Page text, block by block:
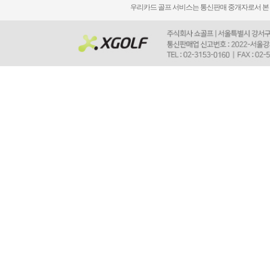
우리카드 골프 서비스는 통신판매 중개자로서